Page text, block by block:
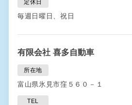
定休日
毎週日曜日、祝日
有限会社 喜多自動車
所在地
富山県氷見市窪５６０－１
TEL